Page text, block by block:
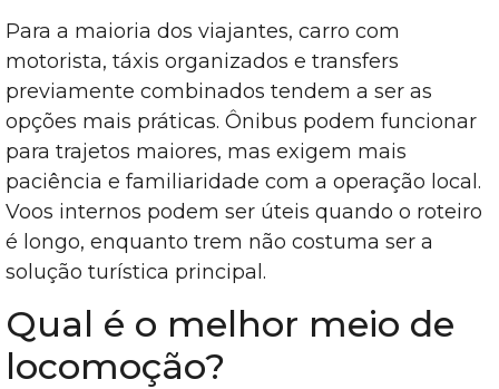
Para a maioria dos viajantes, carro com
motorista, táxis organizados e transfers
previamente combinados tendem a ser as
opções mais práticas. Ônibus podem funcionar
para trajetos maiores, mas exigem mais
paciência e familiaridade com a operação local.
Voos internos podem ser úteis quando o roteiro
é longo, enquanto trem não costuma ser a
solução turística principal.
Qual é o melhor meio de
locomoção?